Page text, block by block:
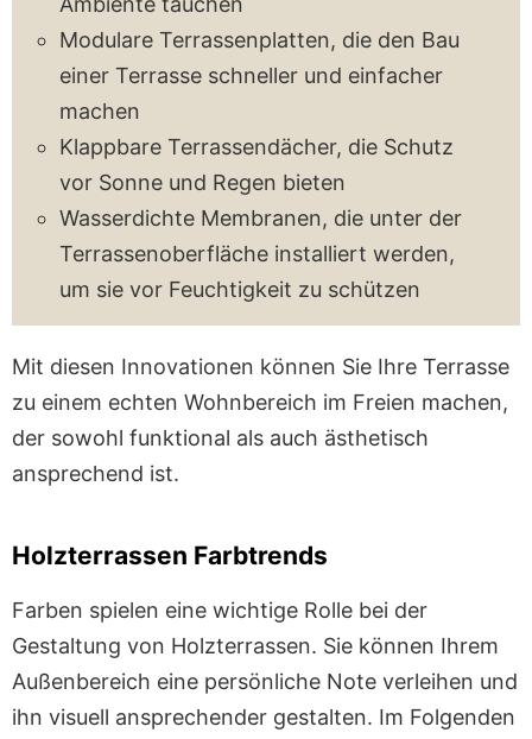
Modulare Terrassenplatten, die den Bau
einer Terrasse schneller und einfacher
machen
Klappbare Terrassendächer, die Schutz
vor Sonne und Regen bieten
Wasserdichte Membranen, die unter der
Terrassenoberfläche installiert werden,
um sie vor Feuchtigkeit zu schützen
Mit diesen Innovationen können Sie Ihre Terrasse
zu einem echten Wohnbereich im Freien machen,
der sowohl funktional als auch ästhetisch
ansprechend ist.
Holzterrassen Farbtrends
Farben spielen eine wichtige Rolle bei der
Gestaltung von Holzterrassen. Sie können Ihrem
Außenbereich eine persönliche Note verleihen und
ihn visuell ansprechender gestalten. Im Folgenden